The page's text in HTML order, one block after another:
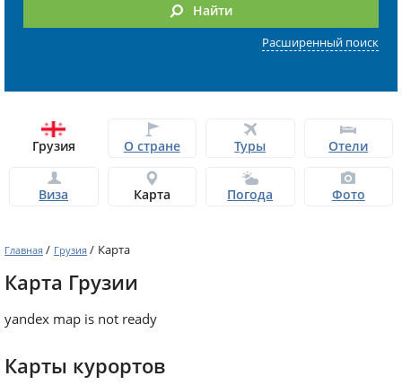
Найти
Расширенный поиск
Грузия О стране Туры Отели
Виза Карта Погода Фото
Главная / Грузия / Карта
Карта Грузии
yandex map is not ready
Карты курортов